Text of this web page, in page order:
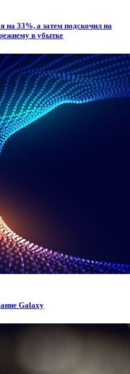
33%, а затем подскочил на
в убытке
Galaxy